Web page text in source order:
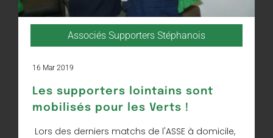
Associés Supporters Stéphanois
16 Mar 2019
Les supporters lointains sont
mobilisés pour les Verts !
Lors des derniers matchs de l'ASSE à domicile,